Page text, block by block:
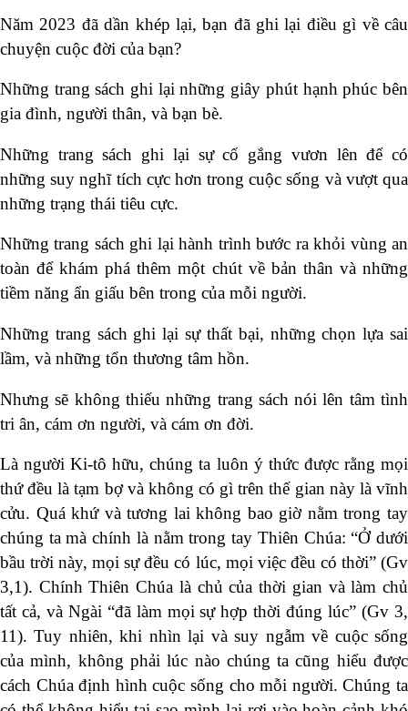
Năm 2023 đã dần khép lại, bạn đã ghi lại điều gì về câu
chuyện cuộc đời của bạn?
Những trang sách ghi lại những giây phút hạnh phúc bên
gia đình, người thân, và bạn bè.
Những trang sách ghi lại sự cố gắng vươn lên để có
những suy nghĩ tích cực hơn trong cuộc sống và vượt qua
những trạng thái tiêu cực.
Những trang sách ghi lại hành trình bước ra khỏi vùng an
toàn để khám phá thêm một chút về bản thân và những
tiềm năng ẩn giấu bên trong của mỗi người.
Những trang sách ghi lại sự thất bại, những chọn lựa sai
lầm, và những tổn thương tâm hồn.
Nhưng sẽ không thiếu những trang sách nói lên tâm tình
tri ân, cám ơn người, và cám ơn đời.
Là người Ki-tô hữu, chúng ta luôn ý thức được rằng mọi
thứ đều là tạm bợ và không có gì trên thế gian này là vĩnh
cửu. Quá khứ và tương lai không bao giờ nằm trong tay
chúng ta mà chính là nằm trong tay Thiên Chúa: “Ở dưới
bầu trời này, mọi sự đều có lúc, mọi việc đều có thời” (Gv
3,1). Chính Thiên Chúa là chủ của thời gian và làm chủ
tất cả, và Ngài “đã làm mọi sự hợp thời đúng lúc” (Gv 3,
11). Tuy nhiên, khi nhìn lại và suy ngẫm về cuộc sống
của mình, không phải lúc nào chúng ta cũng hiểu được
cách Chúa định hình cuộc sống cho mỗi người. Chúng ta